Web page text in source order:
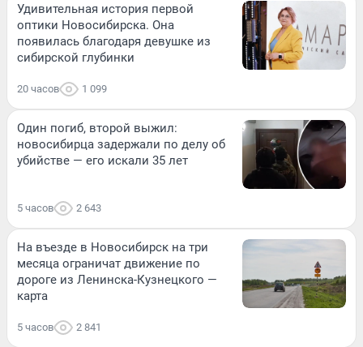
Удивительная история первой
оптики Новосибирска. Она
появилась благодаря девушке из
сибирской глубинки
20 часов 1 099
Один погиб, второй выжил:
новосибирца задержали по делу об
убийстве — его искали 35 лет
5 часов 2 643
На въезде в Новосибирск на три
месяца ограничат движение по
дороге из Ленинска-Кузнецкого —
карта
5 часов 2 841